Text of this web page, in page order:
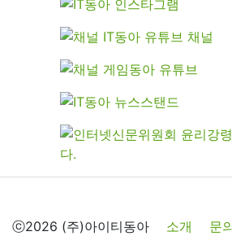
ⓒ2026 (주)아이티동아 소개
문